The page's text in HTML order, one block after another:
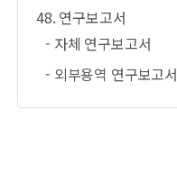
48. 연구보고서
- 자체 연구보고서
- 외부용역 연구보고서